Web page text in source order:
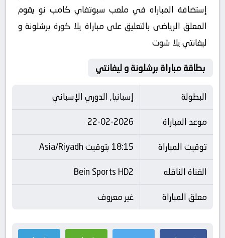
إستضافة المباراه في ملعب سبوتفاي كامب نو يقوم
المعلق الرياضى بالتعليق على مباراة يلا كورةبرشلونة و
ليفانتييلا شوت
بطاقة مباراة برشلونة و ليفانتي
البطولة
إسبانيا, الدوري الإسباني
موعد المباراة
22-02-2026
توقيت المباراة
18:15 بتوقيت Asia/Riyadh
القناة الناقله
Bein Sports HD2
معلق المباراة
غير معروف